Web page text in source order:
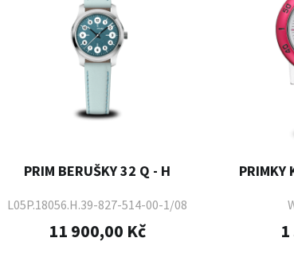
PRIM BERUŠKY 32 Q - H
L05P.18056.H.39-827-514-00-1/08
11 900,00 Kč
PRIMKY